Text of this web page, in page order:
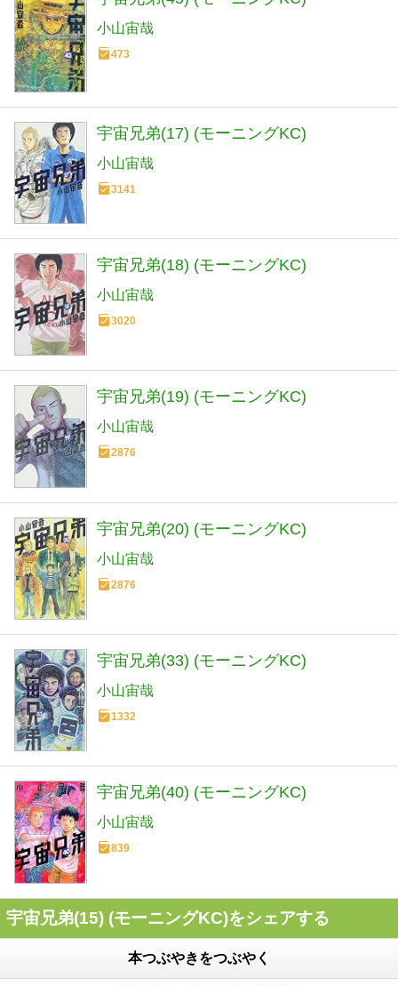
小山宙哉
473
宇宙兄弟(17) (モーニングKC)
小山宙哉
3141
宇宙兄弟(18) (モーニングKC)
小山宙哉
3020
宇宙兄弟(19) (モーニングKC)
小山宙哉
2876
宇宙兄弟(20) (モーニングKC)
小山宙哉
2876
宇宙兄弟(33) (モーニングKC)
小山宙哉
1332
宇宙兄弟(40) (モーニングKC)
小山宙哉
839
宇宙兄弟(15) (モーニングKC)をシェアする
本つぶやきをつぶやく